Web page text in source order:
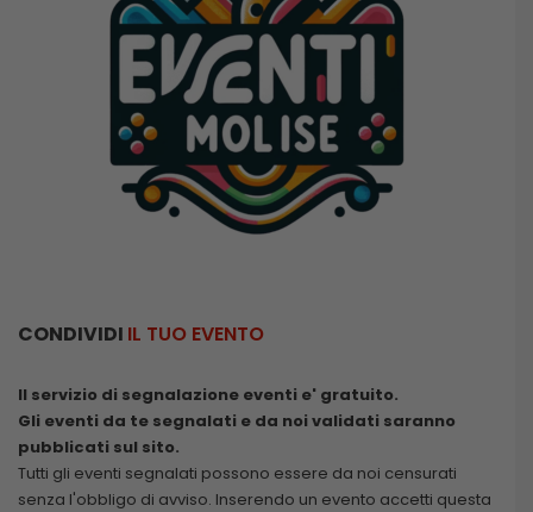
CONDIVIDI IL TUO EVENTO
Il servizio di segnalazione eventi e' gratuito.
Gli eventi da te segnalati e da noi validati saranno
pubblicati sul sito.
Tutti gli eventi segnalati possono essere da noi censurati
senza l'obbligo di avviso. Inserendo un evento accetti questa